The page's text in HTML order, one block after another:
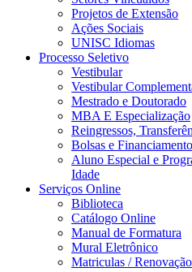
Projetos de Extensão
Ações Sociais
UNISC Idiomas
Processo Seletivo
Vestibular
Vestibular
Mestrado e Doutorado
MBA E Especialização
Reingressos,
Bolsas e
Aluno Especial e
Idade
Serviços Online
Biblioteca
Catálogo Online
Manual de Formatura
Mural Eletrônico
Matriculas /